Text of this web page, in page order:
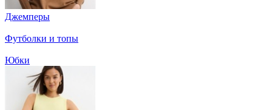
Джемперы
Футболки и топы
Юбки